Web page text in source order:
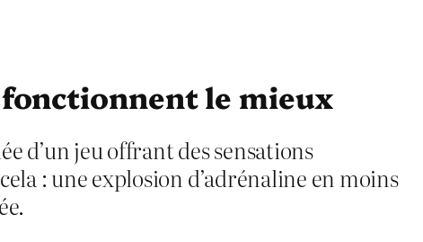
le mieux
d’un jeu offrant des sensations
: une explosion d’adrénaline en moins